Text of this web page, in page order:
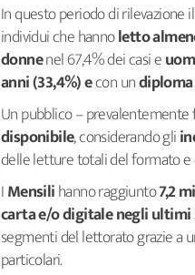
In questo periodo di rilevazione
individui che hannoletto
donnenel 67,4% dei casi e
anni (33,4%) econ un
Un pubblico –
disponibile, considerando gli
delle letture totali del formato
IMensilihanno raggiunto7,2
carta e/o digitale negli
segmenti del lettorato grazie a
particolari.